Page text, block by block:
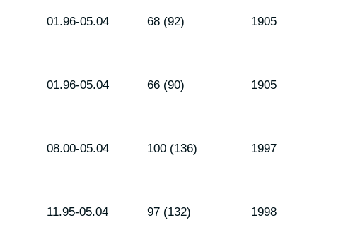
01.96-05.04 68 (92) 1905
01.96-05.04 66 (90) 1905
08.00-05.04 100 (136) 1997
11.95-05.04 97 (132) 1998